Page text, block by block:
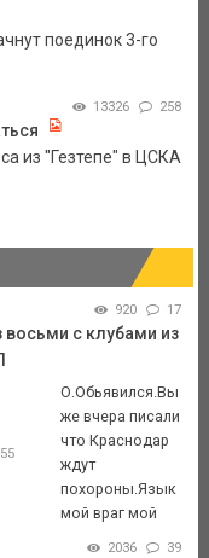
поединок 3-го
13326 258
из "Гезтепе" в ЦСКА
920 17
восьми с клубами из
О.Обьявился.Вы
же вчера писали
что Краснодар
ждут
похороны.Язык
мой враг мой
2036 39